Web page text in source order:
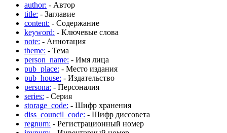
author: - Автор
title: - Заглавие
content: - Содержание
keyword: - Ключевые слова
note: - Аннотация
theme: - Тема
person_name: - Имя лица
pub_place: - Место издания
pub_house: - Издательство
persona: - Персоналия
series: - Серия
storage_code: - Шифр хранения
diss_council_code: - Шифр диссовета
regnum: - Регистрационный номер